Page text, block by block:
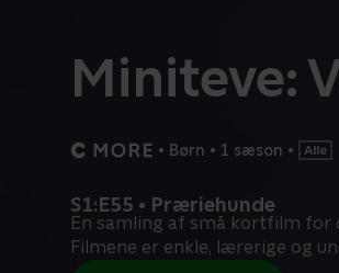
Miniteve:
• Børn • 1 sæson •
S1:E55 • Præriehunde
En samling af små kortfilm for
Filmene er enkle, lærerige og